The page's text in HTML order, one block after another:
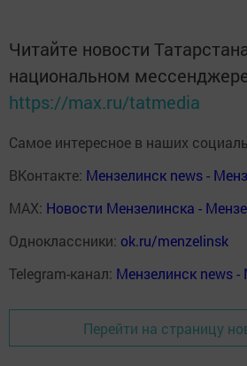
Читайте новости
национальном
https://max.ru/tatmedia
Самое интересное в наших
ВКонтакте: Мензелинск news -
MAX: Новости Мензелинска -
Одноклассники: ok.ru/menzelinsk
Telegram-канал: Мензелинск news
Перейти на страницу